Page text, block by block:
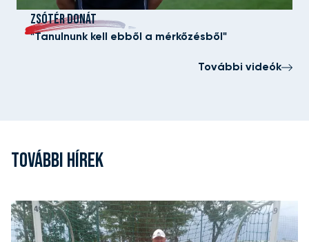
ZSÓTÉR DONÁT
"Tanulnunk kell ebből a mérkőzésből"
További videók
TOVÁBBI HÍREK